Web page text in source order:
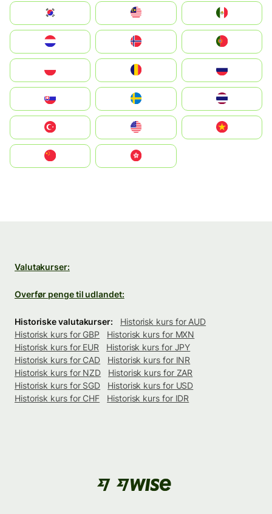
South Korea
United States
中國香港特別行政區
Valutakurser:
Overfør penge til udlandet:
Historiske valutakurser:
Historisk kurs for AUD
Historisk kurs for GBP
Historisk kurs for MXN
Historisk kurs for EUR
Historisk kurs for JPY
Historisk kurs for CAD
Historisk kurs for INR
Historisk kurs for NZD
Historisk kurs for ZAR
Historisk kurs for SGD
Historisk kurs for USD
Historisk kurs for CHF
Historisk kurs for IDR